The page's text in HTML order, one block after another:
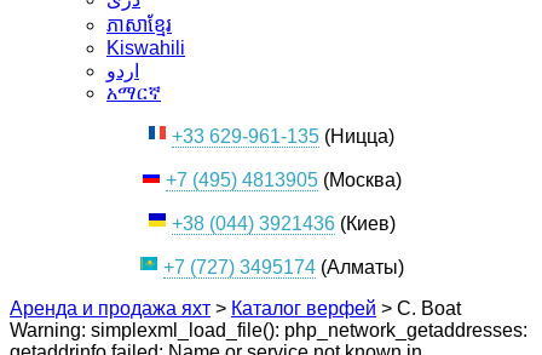
ភាសាខ្មែរ
Kiswahili
اردو
አማርኛ
+33 629-961-135 (Ницца)
+7 (495) 4813905(Москва)
+38 (044) 3921436(Киев)
+7 (727) 3495174(Алматы)
Аренда и продажа яхт > Каталог верфей > C. Boat
Warning: simplexml_load_file(): php_network_getaddresses: